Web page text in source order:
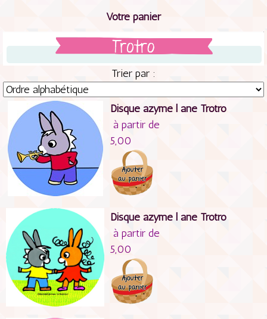
Votre panier
Trier par :
Disque azyme l ane Trotro
à partir de
5,00
Disque azyme l ane Trotro
à partir de
5,00